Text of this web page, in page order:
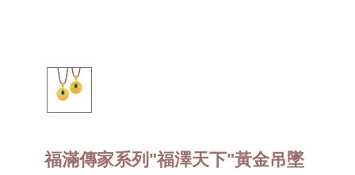
福滿傳家系列"福澤天下"黃金吊墜